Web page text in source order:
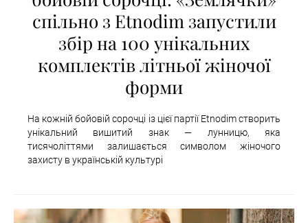
спільно з Etnodim запустили
збір на 100 унікальних
комплектів літньої жіночої
форми
На кожній бойовій сорочці із цієї партії Etnodim створить
унікальний вишитий знак — лунницю, яка
тисячоліттями залишається символом жіночого
захисту в українській культурі